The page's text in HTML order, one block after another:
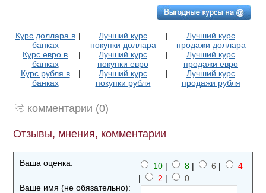
Курс доллара в
банках
|
Лучший курс
покупки доллара
|
Лучший курс
продажи доллара
Курс евро в
банках
|
Лучший курс
покупки евро
|
Лучший курс
продажи евро
Курс рубля в
банках
|
Лучший курс
покупки рубля
|
Лучший курс
продажи рубля
комментарии (0)
Отзывы, мнения, комментарии
Ваша оценка: 10 | 8 | 6 |
4
|
2 |
0
Ваше имя (не обязательно):